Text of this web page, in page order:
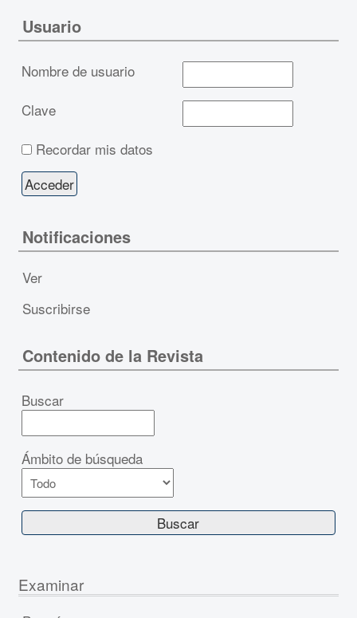
Usuario
Nombre de usuario
Clave
Recordar mis datos
Notificaciones
Ver
Suscribirse
Contenido de la Revista
Buscar
Ámbito de búsqueda
Examinar